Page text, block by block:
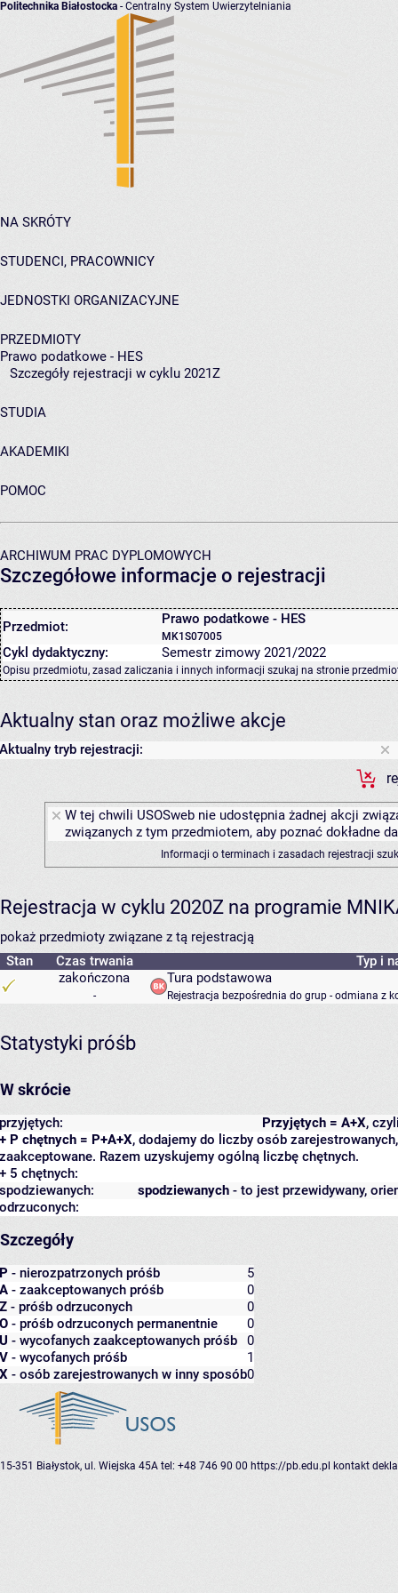
Politechnika Białostocka - Centralny System Uwierzytelniania
NA SKRÓTY
STUDENCI, PRACOWNICY
JEDNOSTKI ORGANIZACYJNE
PRZEDMIOTY
Prawo podatkowe - HES
Szczegóły rejestracji w cyklu 2021Z
STUDIA
AKADEMIKI
POMOC
ARCHIWUM PRAC DYPLOMOWYCH
Szczegółowe informacje o rejestracji
Przedmiot: Prawo podatkowe - HES
MK1S07005
Cykl dydaktyczny: Semestr zimowy 2021/2022
Opisu przedmiotu, zasad zaliczania i innych informacji szukaj na stronie
Aktualny stan oraz możliwe akcje
Aktualny tryb rejestracji:
W tej chwili USOSweb nie udostępnia żadnej akcji
związanych z tym przedmiotem, aby poznać dokładne
Informacji o terminach i zasadach rejestracji
Rejestracja w cyklu 2020Z na programie
pokaż przedmioty związane z tą rejestracją
Stan
Czas trwania
Typ i
zakończona
-
Tura podstawowa
Rejestracja bezpośrednia do grup - odmiana z
Statystyki próśb
W skrócie
Przyjętych = A+X,
przyjętych:
+ P chętnych = P+A+X, dodajemy do liczby osób
zaakceptowane. Razem uzyskujemy ogólną liczbę chętnych.
+ 5 chętnych:
spodziewanych - to jest przewidywany,
spodziewanych:
odrzuconych:
Szczegóły
P - nierozpatrzonych próśb
5
A - zaakceptowanych próśb
0
Z - próśb odrzuconych
0
O - próśb odrzuconych permanentnie
0
U - wycofanych zaakceptowanych próśb
0
V - wycofanych próśb
1
X - osób zarejestrowanych w inny sposób0
15-351 Białystok, ul. Wiejska 45A tel: +48 746 90 00 https://pb.edu.pl kontakt